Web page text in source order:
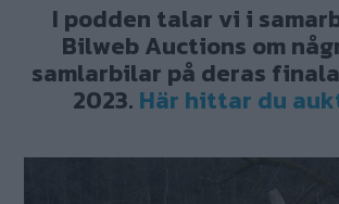
I podden talar vi i
Bilweb Auctions om
samlarbilar på deras
2023. Här hittar du